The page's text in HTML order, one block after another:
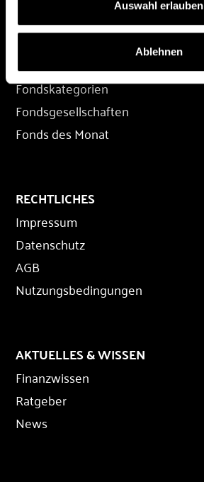
Auswahl erlauben
Ablehnen
FONDS
Fondssuche
Fondskategorien
Fondsgesellschaften
Fonds des Monat
RECHTLICHES
Impressum
Datenschutz
AGB
Nutzungsbedingungen
AKTUELLES & WISSEN
Finanzwissen
Ratgeber
News